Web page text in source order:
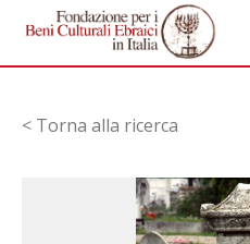
< Torna alla ricerca